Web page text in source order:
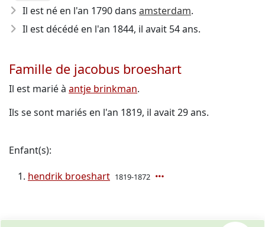
Il est né en l'an 1790dans amsterdam.
Il est décédé en l'an 1844, il avait 54 ans.
Famille de jacobus broeshart
Il est marié à antje brinkman.
Ils se sont mariés en l'an 1819, il avait 29 ans.
Enfant(s):
hendrik broeshart 1819-1872